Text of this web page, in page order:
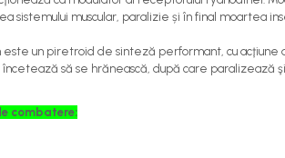
sistemului muscular, paralizie și în final moartea
este un piretroid de sinteză performant, cu acţiune
încetează să se hrănească, după care paralizează
combatere: